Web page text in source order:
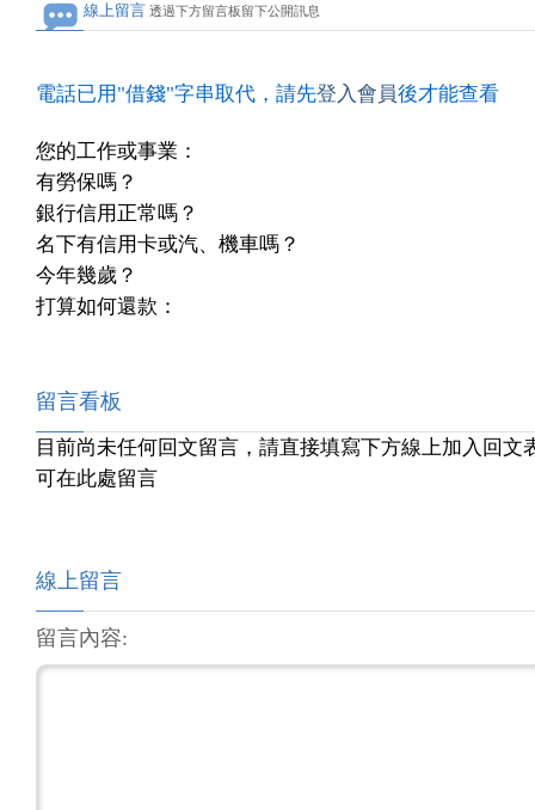
線上留言 透過下方留言板留下公開訊息
電話已用"借錢"字串取代，請先登入會員後才能查看
您的工作或事業：
有勞保嗎？
銀行信用正常嗎？
名下有信用卡或汽、機車嗎？
今年幾歲？
打算如何還款：
留言看板
目前尚未任何回文留言，請直接填寫下方線上加入回文
可在此處留言
線上留言
留言內容: